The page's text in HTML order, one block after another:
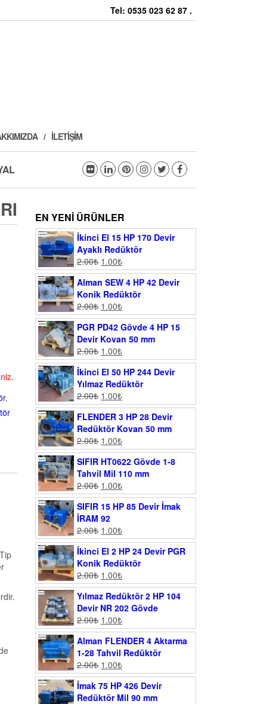
Tel: 0535 023 62 87 .
İLETIŞIM
,
EN YENI ÜRÜNLER
İkinci El 15 HP 170 Devir
Ayaklı Redüktör
2.00₺ 1.00₺
Alman SEW 4 HP 42 Devir
Konik Redüktör
2.00₺ 1.00₺
PGR PD42 Gövde 4 HP 15
Devir Kovan 50 mm
2.00₺ 1.00₺
İkinci El 50 HP 244 Devir
Yılmaz Redüktör
2.00₺ 1.00₺
FLENDER 3 HP 28 Devir
Redüktör Kovan 50 mm
2.00₺ 1.00₺
SIFIR HT0622 Gövde 1-8
Tahvil Mil 110 mm
2.00₺ 1.00₺
SIFIR 15 HP 85 Devir İmak
İRAM 92
2.00₺ 1.00₺
İkinci El 2 HP 24 Devir PGR
Konik Redüktör
2.00₺ 1.00₺
Yılmaz Redüktör 2 HP 104
Devir NR 202 Gövde
2.00₺ 1.00₺
Alman FLENDER 4 Aktarma
1-28 Tahvil Redüktör
2.00₺ 1.00₺
İmak 75 HP 426 Devir
Redüktör Mil 90 mm